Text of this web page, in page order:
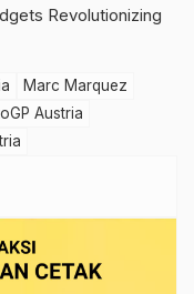
Revolutionizing
Marc Marquez
Austria